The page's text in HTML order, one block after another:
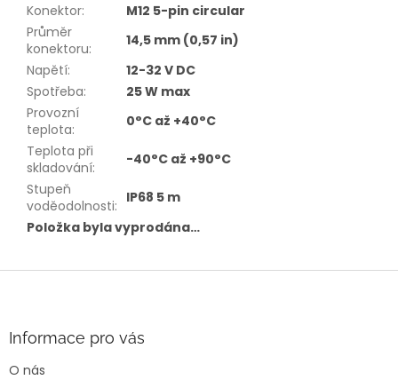
Konektor:
M12 5-pin circular
Průměr
konektoru:
14,5 mm (0,57 in)
Napětí:
12-32 V DC
Spotřeba:
25 W max
Provozní
teplota:
0°C až +40°C
Teplota při
skladování:
-40°C až +90°C
Stupeň
voděodolnosti: IP68 5 m
Položka byla vyprodána…
Informace pro vás
O nás